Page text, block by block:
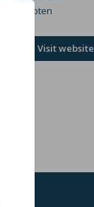
Gesloten
Visit website